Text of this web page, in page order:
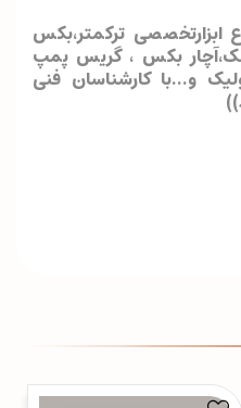
ابزارتخصصی ترکمتر،بکس
بکس ، گریس پمپ
و...با کارشناسان فنی
)
)